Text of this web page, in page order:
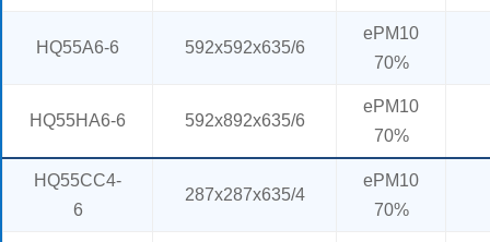
HQ55A6-6 592x592x635/6
ePM10
70%
HQ55HA6-6 592x892x635/6
ePM10
70%
HQ55CC4-
6
287x287x635/4
ePM10
70%